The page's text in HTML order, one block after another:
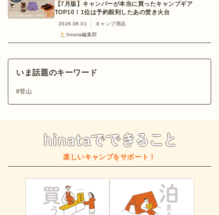
【7月版】キャンパーが本当に買ったキャンプギア
TOP10！1位は予約殺到したあの焚き火台
2026.08.01
キャンプ用品
hinata編集部
いま話題のキーワード
登山
楽しいキャンプをサポート！